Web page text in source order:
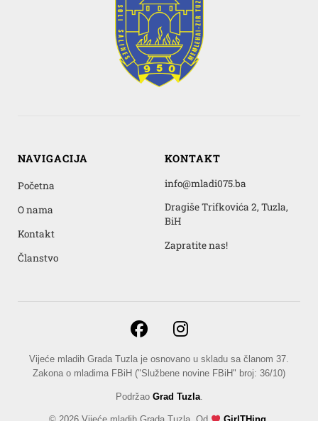
NAVIGACIJA
Početna
O nama
Kontakt
Članstvo
KONTAKT
info@mladi075.ba
Dragiše Trifkovića 2, Tuzla,
BiH
Zapratite nas!
Vijeće mladih Grada Tuzla je osnovano u skladu sa članom 37.
Zakona o mladima FBiH ("Službene novine FBiH" broj: 36/10)
Podržao Grad Tuzla.